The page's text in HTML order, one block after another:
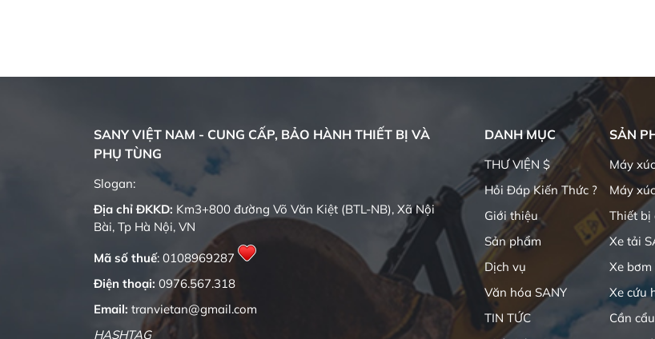
SANY VIỆT NAM - CUNG CẤP, BẢO HÀNH THIẾT BỊ VÀ
PHỤ TÙNG
Slogan: Quality changes the world
Địa chỉ ĐKKD: Km3+800 đường Võ Văn Kiệt (BTL-NB), Xã Nội
Bài, Tp Hà Nội, VN
Mã số thuế: 0108969287
Điện thoại: 0976.567.318
Email: tranvietan@gmail.com
HASHTAG
DANH MỤC
THƯ VIỆN $
Hỏi Đáp Kiến Thức ?
Giới thiệu
Sản phẩm
Dịch vụ
Văn hóa SANY
TIN TỨC
SẢN
Máy
Máy
Thiết bị
Xe tải
Xe bơm
Xe cứu
Cần